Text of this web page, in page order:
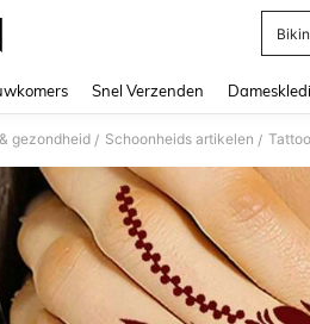
Snel Verzenden
gezondheid / Schoonheids artikelen /